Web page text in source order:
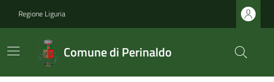
Regione Liguria
Comune di Perinaldo